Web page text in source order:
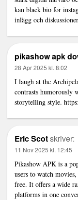
kan black bio for
inlägg och
pikashow apk
28 Apr 2025 kl. 8:02
I laugh at the
contrasts humorously
storytelling style.
Eric Scotskriver:
11 Nov 2025 kl. 12:45
Pikashow APK is a
users to watch
free. It offers a wide
platforms in one